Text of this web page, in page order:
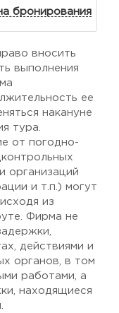
бронирования
вносить
выполнения
ее
накануне
тура.
от погодно-
организаций
и т.п.) могут
из
Фирма не
действиями и
органов, в том
работами, а
находящиеся